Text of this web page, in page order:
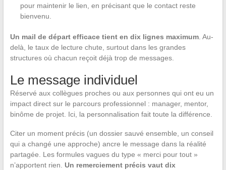
pour maintenir le lien, en précisant que le contact reste
bienvenu.
Un mail de départ efficace tient en dix lignes maximum. Au-
delà, le taux de lecture chute, surtout dans les grandes
structures où chacun reçoit déjà trop de messages.
Le message individuel
Réservé aux collègues proches ou aux personnes qui ont eu un
impact direct sur le parcours professionnel : manager, mentor,
binôme de projet. Ici, la personnalisation fait toute la différence.
Citer un moment précis (un dossier sauvé ensemble, un conseil
qui a changé une approche) ancre le message dans la réalité
partagée. Les formules vagues du type « merci pour tout »
n’apportent rien. Un remerciement précis vaut dix